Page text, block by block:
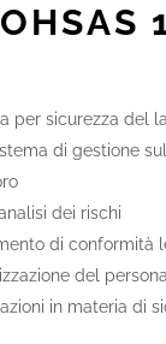
per sicurezza del
di gestione
dei rischi
di conformità
del
in materia di